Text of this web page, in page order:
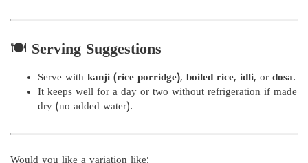
🍽️ Serving Suggestions
Serve with kanji (rice porridge), boiled rice, idli, or dosa.
It keeps well for a day or two without refrigeration if made
dry (no added water).
Would you like a variation like: